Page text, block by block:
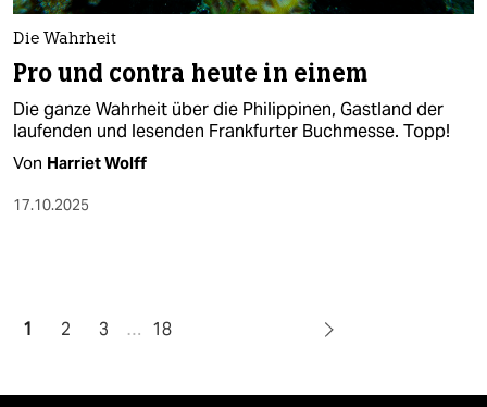
Die Wahrheit
Pro und contra heute in einem
Die ganze Wahrheit über die Philippinen, Gastland der
laufenden und lesenden Frankfurter Buchmesse. Topp!
Von Harriet Wolff
17.10.2025
1 2 3 … 18